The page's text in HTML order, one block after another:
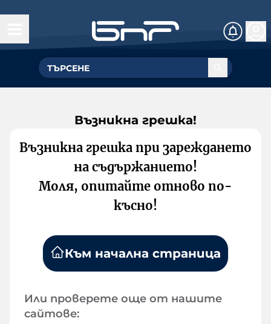
Възникна грешка!
Възникна грешка при зареждането
на съдържанието!
Моля, опитайте отново по-
късно!
Към начална страница
Или проверете още от нашите
сайтове: